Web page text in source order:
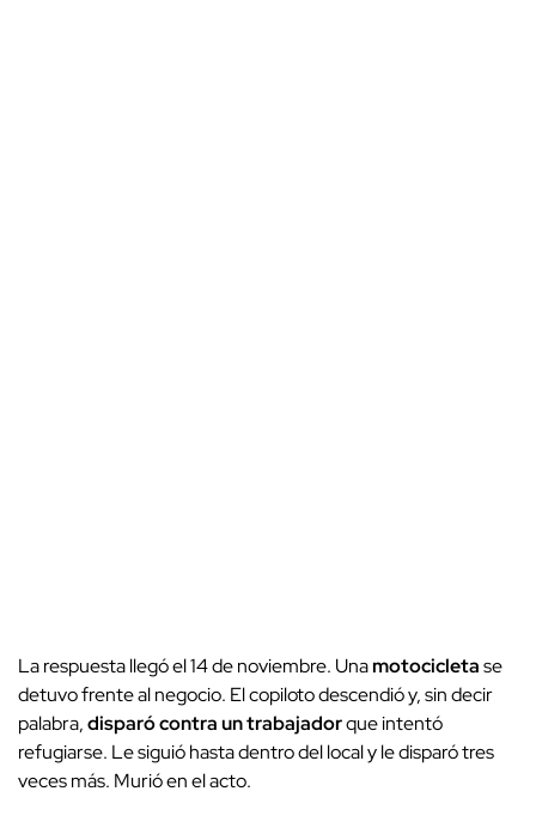
La respuesta llegó el 14 de noviembre. Unamotocicletase
detuvo frente al negocio. El copiloto descendió y, sin decir
palabra,disparó contra un trabajadorque intentó
refugiarse. Le siguió hasta dentro del local y le disparó tres
veces más. Murió en el acto.